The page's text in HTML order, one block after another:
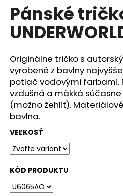
produktu
je
0,0
z
hviezdičiek.
Pánské
Originálne tričko s
vyrobené z bavlny
potlač vodovými farbami.
vzdušná a mäkká
(možno žehliť). Materiálové
bavlna.
VEĽKOSŤ
KÓD PRODUKTU
a
m
e
DÁMSKÉ
TRIČKO
UNDERWORLD
FOREST
€29